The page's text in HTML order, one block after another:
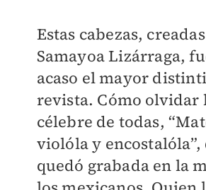
Estas cabezas,
SamayoaLizárraga,
acaso el mayor
revista. Cómo olvidar
célebre de todas,
violóla y encostalóla”,
quedó grabada en la